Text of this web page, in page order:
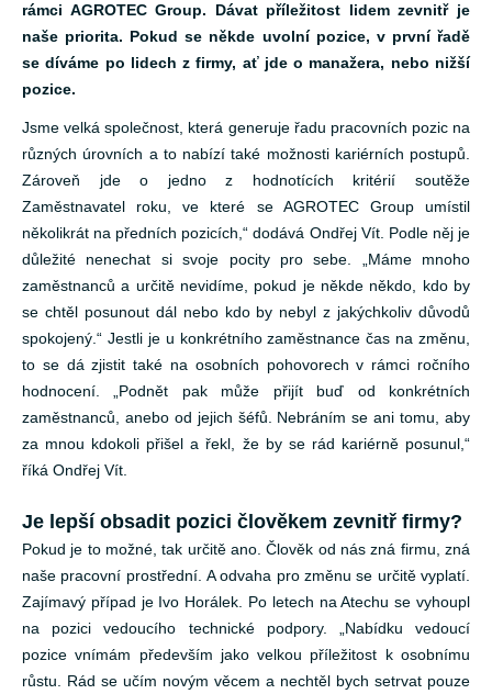
rámci AGROTEC Group. Dávat příležitost lidem zevnitř je
naše priorita. Pokud se někde uvolní pozice, v první řadě
se díváme po lidech z firmy, ať jde o manažera, nebo nižší
pozice.
Jsme velká společnost, která generuje řadu pracovních pozic na
různých úrovních a to nabízí také možnosti kariérních postupů.
Zároveň jde o jedno z hodnotících kritériísoutěže
Zaměstnavatel roku, ve které se AGROTEC Group umístil
několikrát na předních pozicích,“ dodává Ondřej Vít. Podle něj je
důležité nenechat si svoje pocity pro sebe. „Máme mnoho
zaměstnanců a určitě nevidíme, pokud je někde někdo, kdo by
se chtěl posunout dál nebo kdo by nebyl z jakýchkoliv důvodů
spokojený.“ Jestli je u konkrétního zaměstnance čas na změnu,
to se dá zjistit také na osobních pohovorech v rámci ročního
hodnocení. „Podnět pak může přijít buď od konkrétních
zaměstnanců, anebo od jejich šéfů. Nebráním se ani tomu, aby
za mnou kdokoli přišel a řekl, že by se rád kariérně posunul,“
říká Ondřej Vít.
Je lepší obsadit pozici člověkem zevnitř firmy?
Pokud je to možné, tak určitě ano. Člověk od nás zná firmu, zná
naše pracovní prostřední. A odvaha pro změnu se určitě vyplatí.
Zajímavý případ je Ivo Horálek. Po letech na Atechu se vyhoupl
na pozici vedoucího technické podpory. „Nabídku vedoucí
pozice vnímám především jako velkou příležitost k osobnímu
růstu. Rád se učím novým věcem a nechtěl bych setrvat pouze